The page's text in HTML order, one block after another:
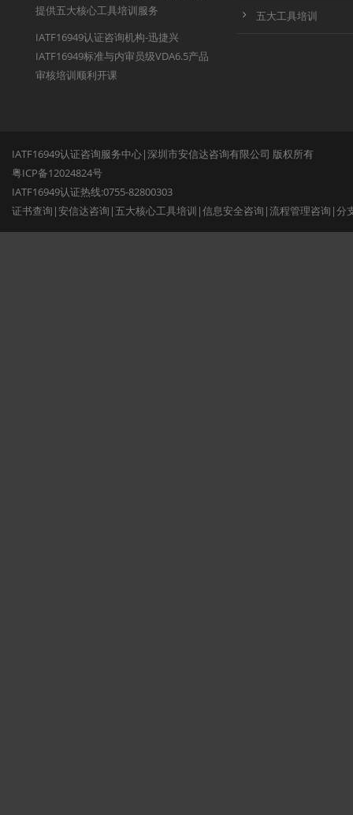
提供五大核心工具培训服务
IATF16949认证咨询机构-迅捷兴
IATF16949标准与内审员级VDA6.5产品
审核培训顺利开课
五大工具培训
IATF16949认证咨询服务中心|深圳市安信达咨询有限公司 版权所有
粤ICP备12024824号
IATF16949认证热线:0755-82800303
证书查询 |安信达咨询 | 五大核心工具培训 |信息安全咨询 |流程管理咨询 |分